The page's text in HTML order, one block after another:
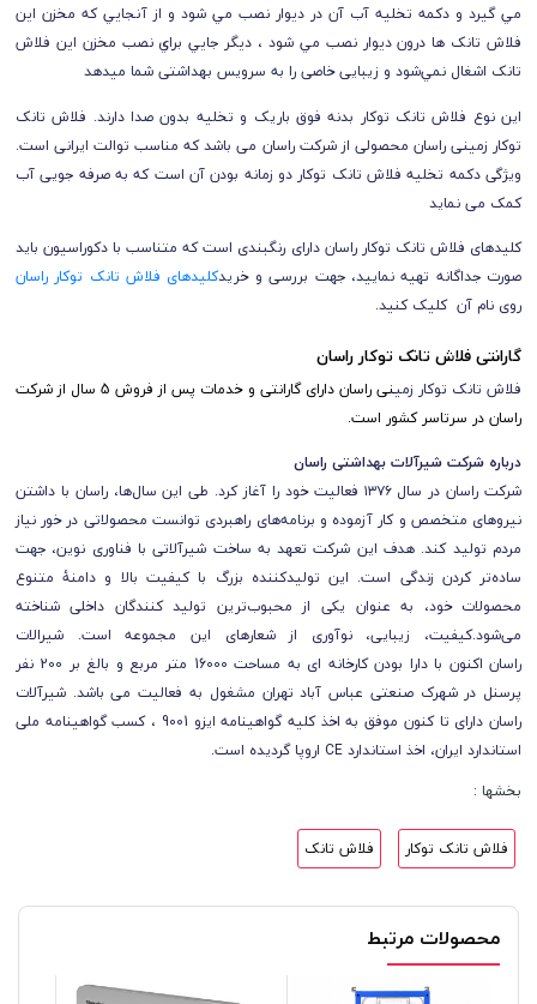
مي گيرد و دکمه تخليه آب آن در ديوار نصب مي شود و از آنجايي که مخزن اين
فلاش تانک ها درون ديوار نصب مي شود ، ديگر جايي براي نصب مخزن اين فلاش
تانک اشغال نمي‌شود و زیبایی خاصی را به سرویس بهداشتی شما میدهد
این نوع فلاش تانک توکار بدنه فوق باریک و تخلیه بدون صدا دارند. فلاش تانک
توکار زمینی راسان محصولی از شرکت راسان می باشد که مناسب توالت ایرانی است.
ویژگی دکمه تخلیه فلاش تانک توکار دو زمانه بودن آن است که به صرفه جویی آب
کمک می نماید
کلیدهای فلاش تانک توکار راسان دارای رنگبندی است که متناسب با دکوراسیون باید
صورت جداگانه تهیه نمایید، جهت بررسی و خریدکلیدهای فلاش تانک توکار راسان
روی نام آن کلیک کنید.
گارانتی فلاش تانک توکار راسان
فلاش تانک توکار زمی
نی راسان دارای گارانتی و خدمات پس از فروش 5 سال از شرکت
راسان در سرتاسر کشور است.
درباره شرکت شیرآلات بهداشتی راسان
شرکت راسان در سال ۱۳۷۶ فعالیت خود را آغاز کرد. طی این سال‌ها، راسان با داشتن
نیروهای متخصص و کار آزموده و برنامه‌های راهبردی توانست محصولاتی در خور نیاز
مردم تولید کند. هدف این شرکت تعهد به ساخت شیرآلاتی با فناوری نوین، جهت
ساده‌تر کردن زندگی است. این تولیدکننده بزرگ با کیفیت بالا و دامنۀ متنوع
محصولات خود، به عنوان یکی از محبوب‌ترین تولید کنندگان داخلی شناخته
می‌شود.کیفیت، زیبایی، نوآوری از شعارهای این مجموعه است. شیرالات
راسان اکنون با دارا بودن کارخانه ای به مساحت 16000 متر مربع و بالغ بر 200 نفر
پرسنل در شهرک صنعتی عباس آباد تهران مشغول به فعالیت می باشد.شیرآلات
راسان دارای
تا کنون موفق به اخذ کلیه گواهینامه ایزو 9001 ، کسب گواهینامه ملی
استاندارد ایران، اخذ استاندارد CE اروپا گردیده است.
بخشها :
فلاش تانک توکار فلاش تانک
محصولات مرتبط